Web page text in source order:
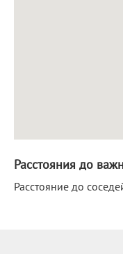
Расстояния до
Расстояние до